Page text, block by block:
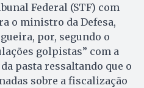
Federal (STF) com
o ministro da Defesa,
por, segundo o
golpistas” com a
pasta ressaltando que o
sobre a fiscalização